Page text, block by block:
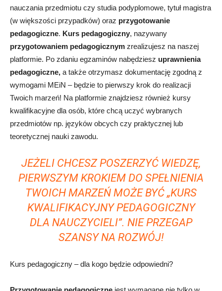
nauczania przedmiotu czy studia podyplomowe, tytuł magistra
(w większości przypadków) oraz przygotowanie
pedagogiczne. Kurs pedagogiczny, nazywany
przygotowaniem pedagogicznym zrealizujesz na naszej
platformie. Po zdaniu egzaminów nabędziesz uprawnienia
pedagogiczne, a także otrzymasz dokumentację zgodną z
wymogami MEiN – będzie to pierwszy krok do realizacji
Twoich marzeń! Na platformie znajdziesz również kursy
kwalifikacyjne dla osób, które chcą uczyć wybranych
przedmiotów np. języków obcych czy praktycznej lub
teoretycznej nauki zawodu.
JEŻELI CHCESZ POSZERZYĆ WIEDZĘ,
PIERWSZYM KROKIEM DO SPEŁNIENIA
TWOICH MARZEŃ MOŻE BYĆ „KURS
KWALIFIKACYJNY PEDAGOGICZNY
DLA NAUCZYCIELI”. NIE PRZEGAP
SZANSY NA ROZWÓJ!
Kurs pedagogiczny – dla kogo będzie odpowiedni?